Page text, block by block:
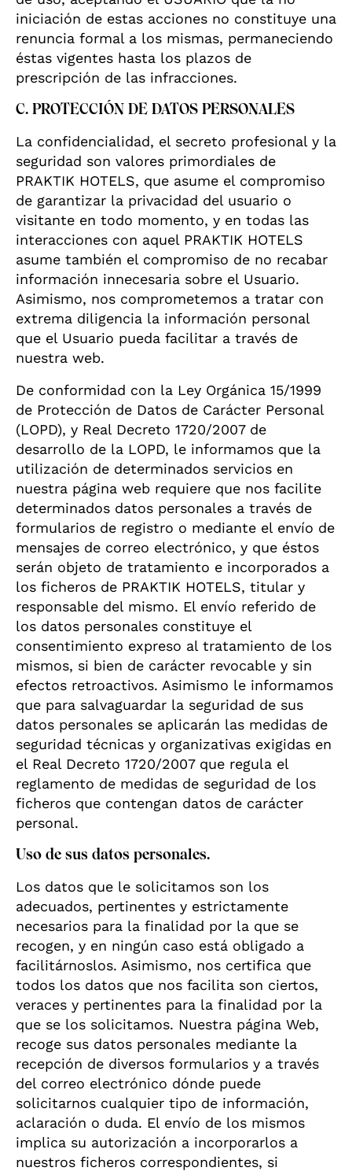
iniciación de estas acciones no constituye una
renuncia formal a los mismas, permaneciendo
éstas vigentes hasta los plazos de
prescripción de las infracciones.
C. PROTECCIÓN DE DATOS PERSONALES
La confidencialidad, el secreto profesional y la
seguridad son valores primordiales de
PRAKTIK HOTELS, que asume el compromiso
de garantizar la privacidad del usuario o
visitante en todo momento, y en todas las
interacciones con aquel PRAKTIK HOTELS
asume también el compromiso de no recabar
información innecesaria sobre el Usuario.
Asimismo, nos comprometemos a tratar con
extrema diligencia la información personal
que el Usuario pueda facilitar a través de
nuestra web.
De conformidad con la Ley Orgánica 15/1999
de Protección de Datos de Carácter Personal
(LOPD), y Real Decreto 1720/2007 de
desarrollo de la LOPD, le informamos que la
utilización de determinados servicios en
nuestra página web requiere que nos facilite
determinados datos personales a través de
formularios de registro o mediante el envío de
mensajes de correo electrónico, y que éstos
serán objeto de tratamiento e incorporados a
los ficheros de PRAKTIK HOTELS, titular y
responsable del mismo. El envío referido de
los datos personales constituye el
consentimiento expreso al tratamiento de los
mismos, si bien de carácter revocable y sin
efectos retroactivos. Asimismo le informamos
que para salvaguardar la seguridad de sus
datos personales se aplicarán las medidas de
seguridad técnicas y organizativas exigidas en
el Real Decreto 1720/2007 que regula el
reglamento de medidas de seguridad de los
ficheros que contengan datos de carácter
personal.
Uso de sus datos personales.
Los datos que le solicitamos son los
adecuados, pertinentes y estrictamente
necesarios para la finalidad por la que se
recogen, y en ningún caso está obligado a
facilitárnoslos. Asimismo, nos certifica que
todos los datos que nos facilita son ciertos,
veraces y pertinentes para la finalidad por la
que se los solicitamos. Nuestra página Web,
recoge sus datos personales mediante la
recepción de diversos formularios y a través
del correo electrónico dónde puede
solicitarnos cualquier tipo de información,
aclaración o duda. El envío de los mismos
implica su autorización a incorporarlos a
nuestros ficheros correspondientes, si